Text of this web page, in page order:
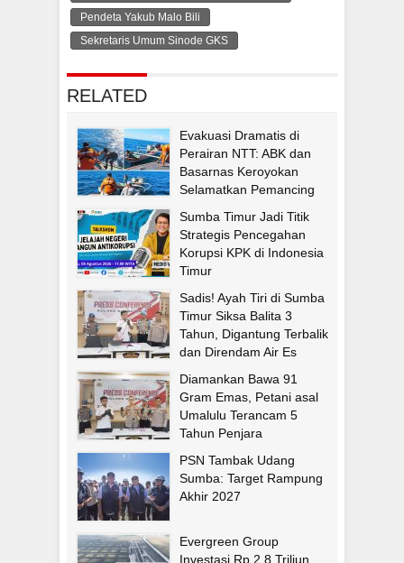
Pendeta Yakub Malo Bili
Sekretaris Umum Sinode GKS
RELATED
Evakuasi Dramatis di
Perairan NTT: ABK dan
Basarnas Keroyokan
Selamatkan Pemancing
Sumba Timur Jadi Titik
Strategis Pencegahan
Korupsi KPK di Indonesia
Timur
Sadis! Ayah Tiri di Sumba
Timur Siksa Balita 3
Tahun, Digantung Terbalik
dan Direndam Air Es
Diamankan Bawa 91
Gram Emas, Petani asal
Umalulu Terancam 5
Tahun Penjara
PSN Tambak Udang
Sumba: Target Rampung
Akhir 2027
Evergreen Group
Investasi Rp 2,8 Triliun